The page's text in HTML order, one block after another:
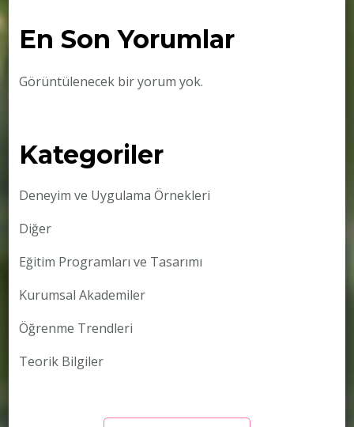
En Son Yorumlar
Görüntülenecek bir yorum yok.
Kategoriler
Deneyim ve Uygulama Örnekleri
Diğer
Eğitim Programları ve Tasarımı
Kurumsal Akademiler
Öğrenme Trendleri
Teorik Bilgiler